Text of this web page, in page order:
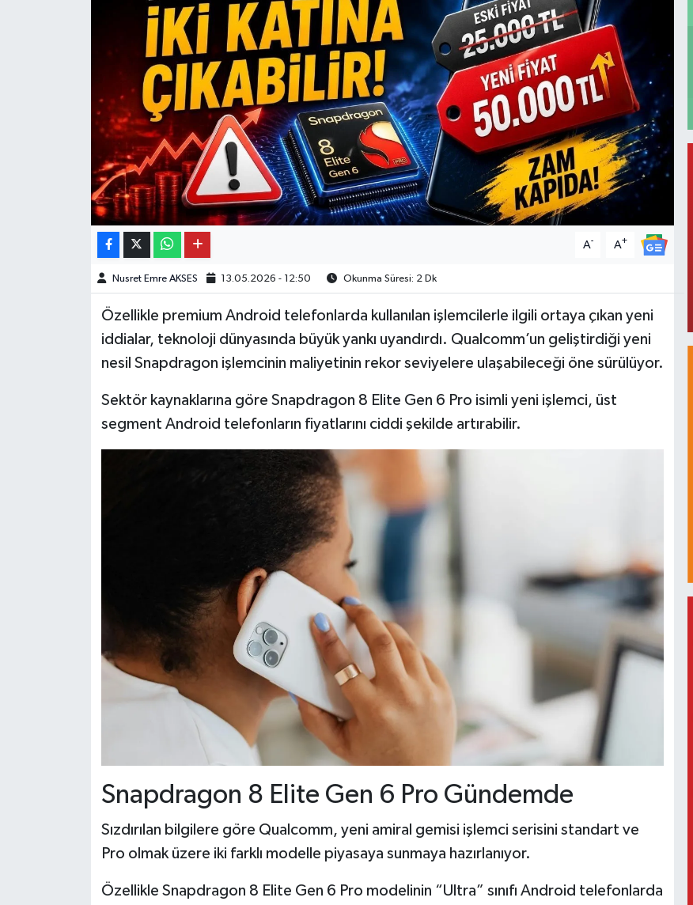
A- A+
Nusret Emre AKSES 13.05.2026 - 12:50 Okunma Süresi: 2 Dk
Özellikle premium Android telefonlarda kullanılan işlemcilerle ilgili ortaya çıkan yeni
iddialar, teknoloji dünyasında büyük yankı uyandırdı. Qualcomm’un geliştirdiği yeni
nesil Snapdragon işlemcinin maliyetinin rekor seviyelere ulaşabileceği öne sürülüyor.
Sektör kaynaklarına göre Snapdragon 8 Elite Gen 6 Pro isimli yeni işlemci, üst
segment Android telefonların fiyatlarını ciddi şekilde artırabilir.
Snapdragon 8 Elite Gen 6 Pro Gündemde
Sızdırılan bilgilere göre Qualcomm, yeni amiral gemisi işlemci serisini standart ve
Pro olmak üzere iki farklı modelle piyasaya sunmaya hazırlanıyor.
Özellikle Snapdragon 8 Elite Gen 6 Pro modelinin “Ultra” sınıfı Android telefonlarda